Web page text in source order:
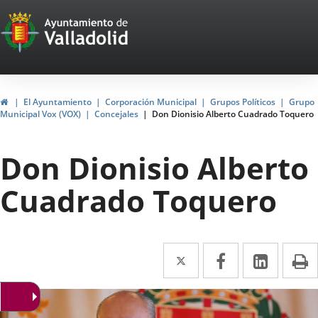
Portal
Web
del
Ayuntamiento
de
Valladolid
InicioEl Ayuntamiento Corporación Municipal Grupos Políticos
Grupo
Municipal Vox (VOX)
Concejales Don Dionisio Alberto Cuadrado Toquero
Don Dionisio Alberto
Cuadrado Toquero
Twitter
Enlace
a
una
Facebook
Enlace
a
una
Enlace
a
una